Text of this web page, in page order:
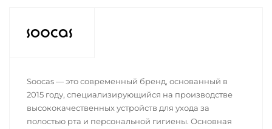
Soocas — это современный бренд, основанный в
2015 году, специализирующийся на производстве
высококачественных устройств для ухода за
полостью рта и персональной гигиены. Основная